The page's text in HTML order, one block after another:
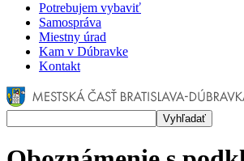
Potrebujem vybaviť
Samospráva
Miestny úrad
Kam v Dúbravke
Kontakt